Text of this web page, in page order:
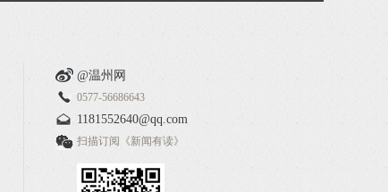
@温州网
0577-56686643
1181552640@qq.com
扫描订阅《新闻有读》